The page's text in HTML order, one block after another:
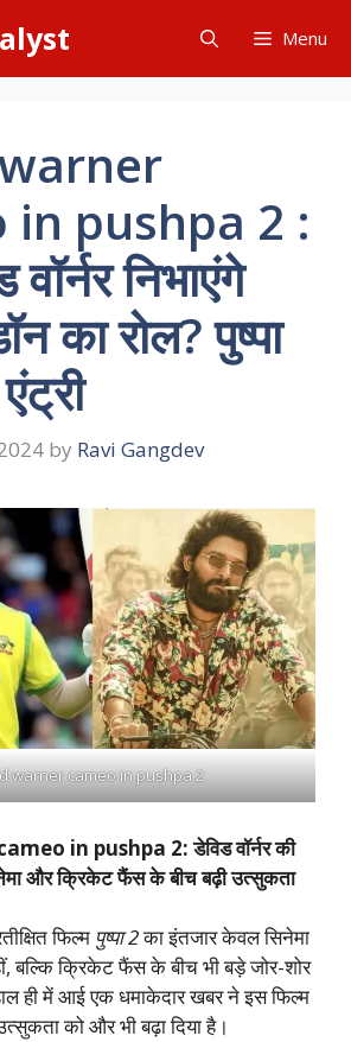
Menu
in pushpa 2 :
निभाएंगे
का रोल? पुष्पा
by Ravi Gangdev
warner cameo in pushpa 2
in pushpa 2: डेविड वॉर्नर की
और क्रिकेट फैंस के बीच बढ़ी उत्सुकता
फिल्म पुष्पा 2का इंतजार केवल सिनेमा
बल्कि क्रिकेट फैंस के बीच भी बड़े जोर-शोर
ही में आई एक धमाकेदार खबर ने इस फिल्म
को और भी बढ़ा दिया है।